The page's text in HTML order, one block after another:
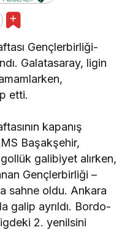
Gençlerbirliği-
Galatasaray, ligin
etti.
kapanış
Başakşehir,
galibiyet alırken,
Gençlerbirliği –
sahne oldu. Ankara
galip ayrıldı. Bordo-
2. yenilsini